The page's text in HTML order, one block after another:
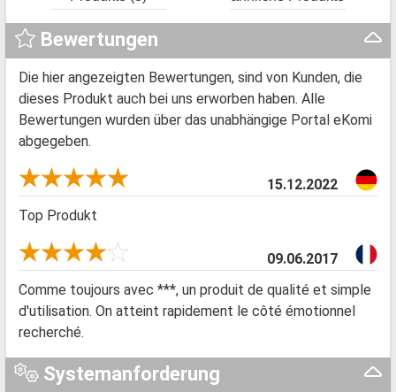
Bewertungen
Die hier angezeigten Bewertungen, sind von Kunden, die
dieses Produkt auch bei uns erworben haben. Alle
Bewertungen wurden über das unabhängige Portal eKomi
abgegeben.
15.12.2022
Top Produkt
09.06.2017
Comme toujours avec ***, un produit de qualité et simple
d'utilisation. On atteint rapidement le côté émotionnel
recherché.
Systemanforderung